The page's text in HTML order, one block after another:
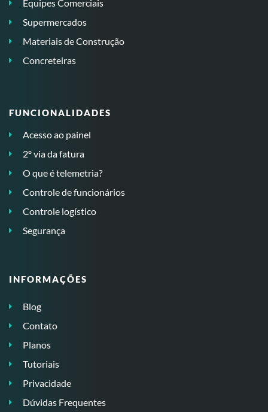
Equipes Comerciais
Supermercados
Materiais de Construção
Concreteiras
FUNCIONALIDADES
Acesso ao painel
2º via da fatura
O que é telemetria?
Controle de funcionários
Controle logístico
Segurança
INFORMAÇÕES
Blog
Contato
Planos
Tutoriais
Privacidade
Dúvidas Frequentes